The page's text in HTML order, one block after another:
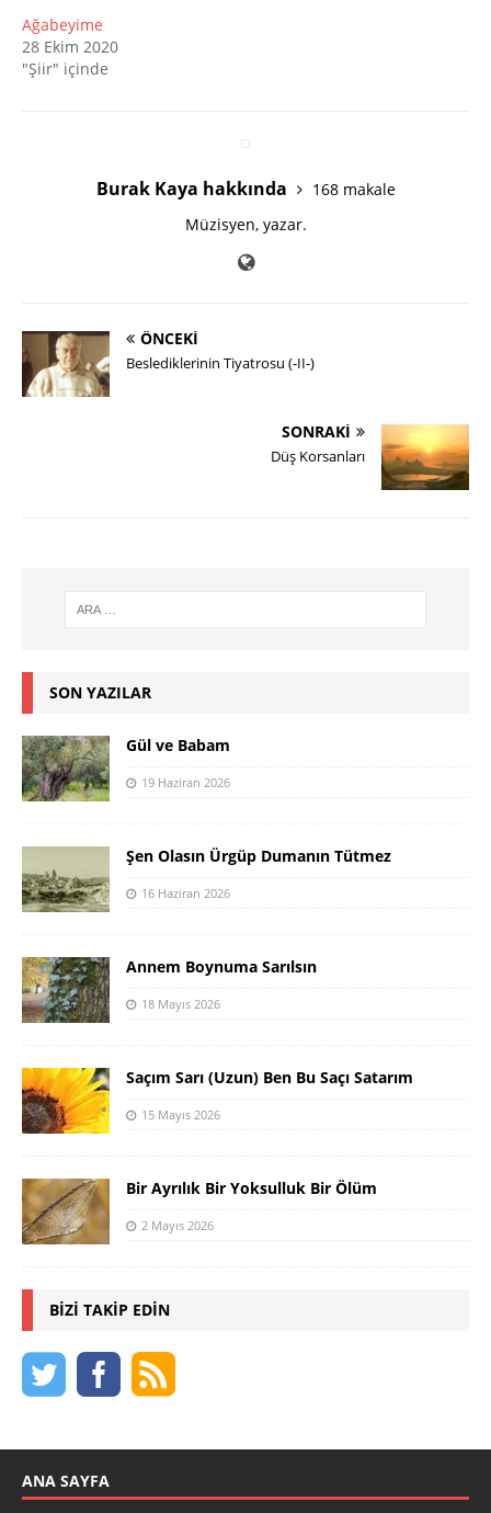
Ağabeyime
28 Ekim 2020
"Şiir" içinde
Burak Kaya hakkında
168 makale
Müzisyen, yazar.
ÖNCEKI
Beslediklerinin Tiyatrosu (-II-)
SONRAKI
Düş Korsanları
SON YAZILAR
Gül ve Babam
19 Haziran 2026
Şen Olasın Ürgüp Dumanın Tütmez
16 Haziran 2026
Annem Boynuma Sarılsın
18 Mayıs 2026
Saçım Sarı (Uzun) Ben Bu Saçı Satarım
15 Mayıs 2026
Bir Ayrılık Bir Yoksulluk Bir Ölüm
2 Mayıs 2026
BIZI TAKIP EDIN
ANA SAYFA